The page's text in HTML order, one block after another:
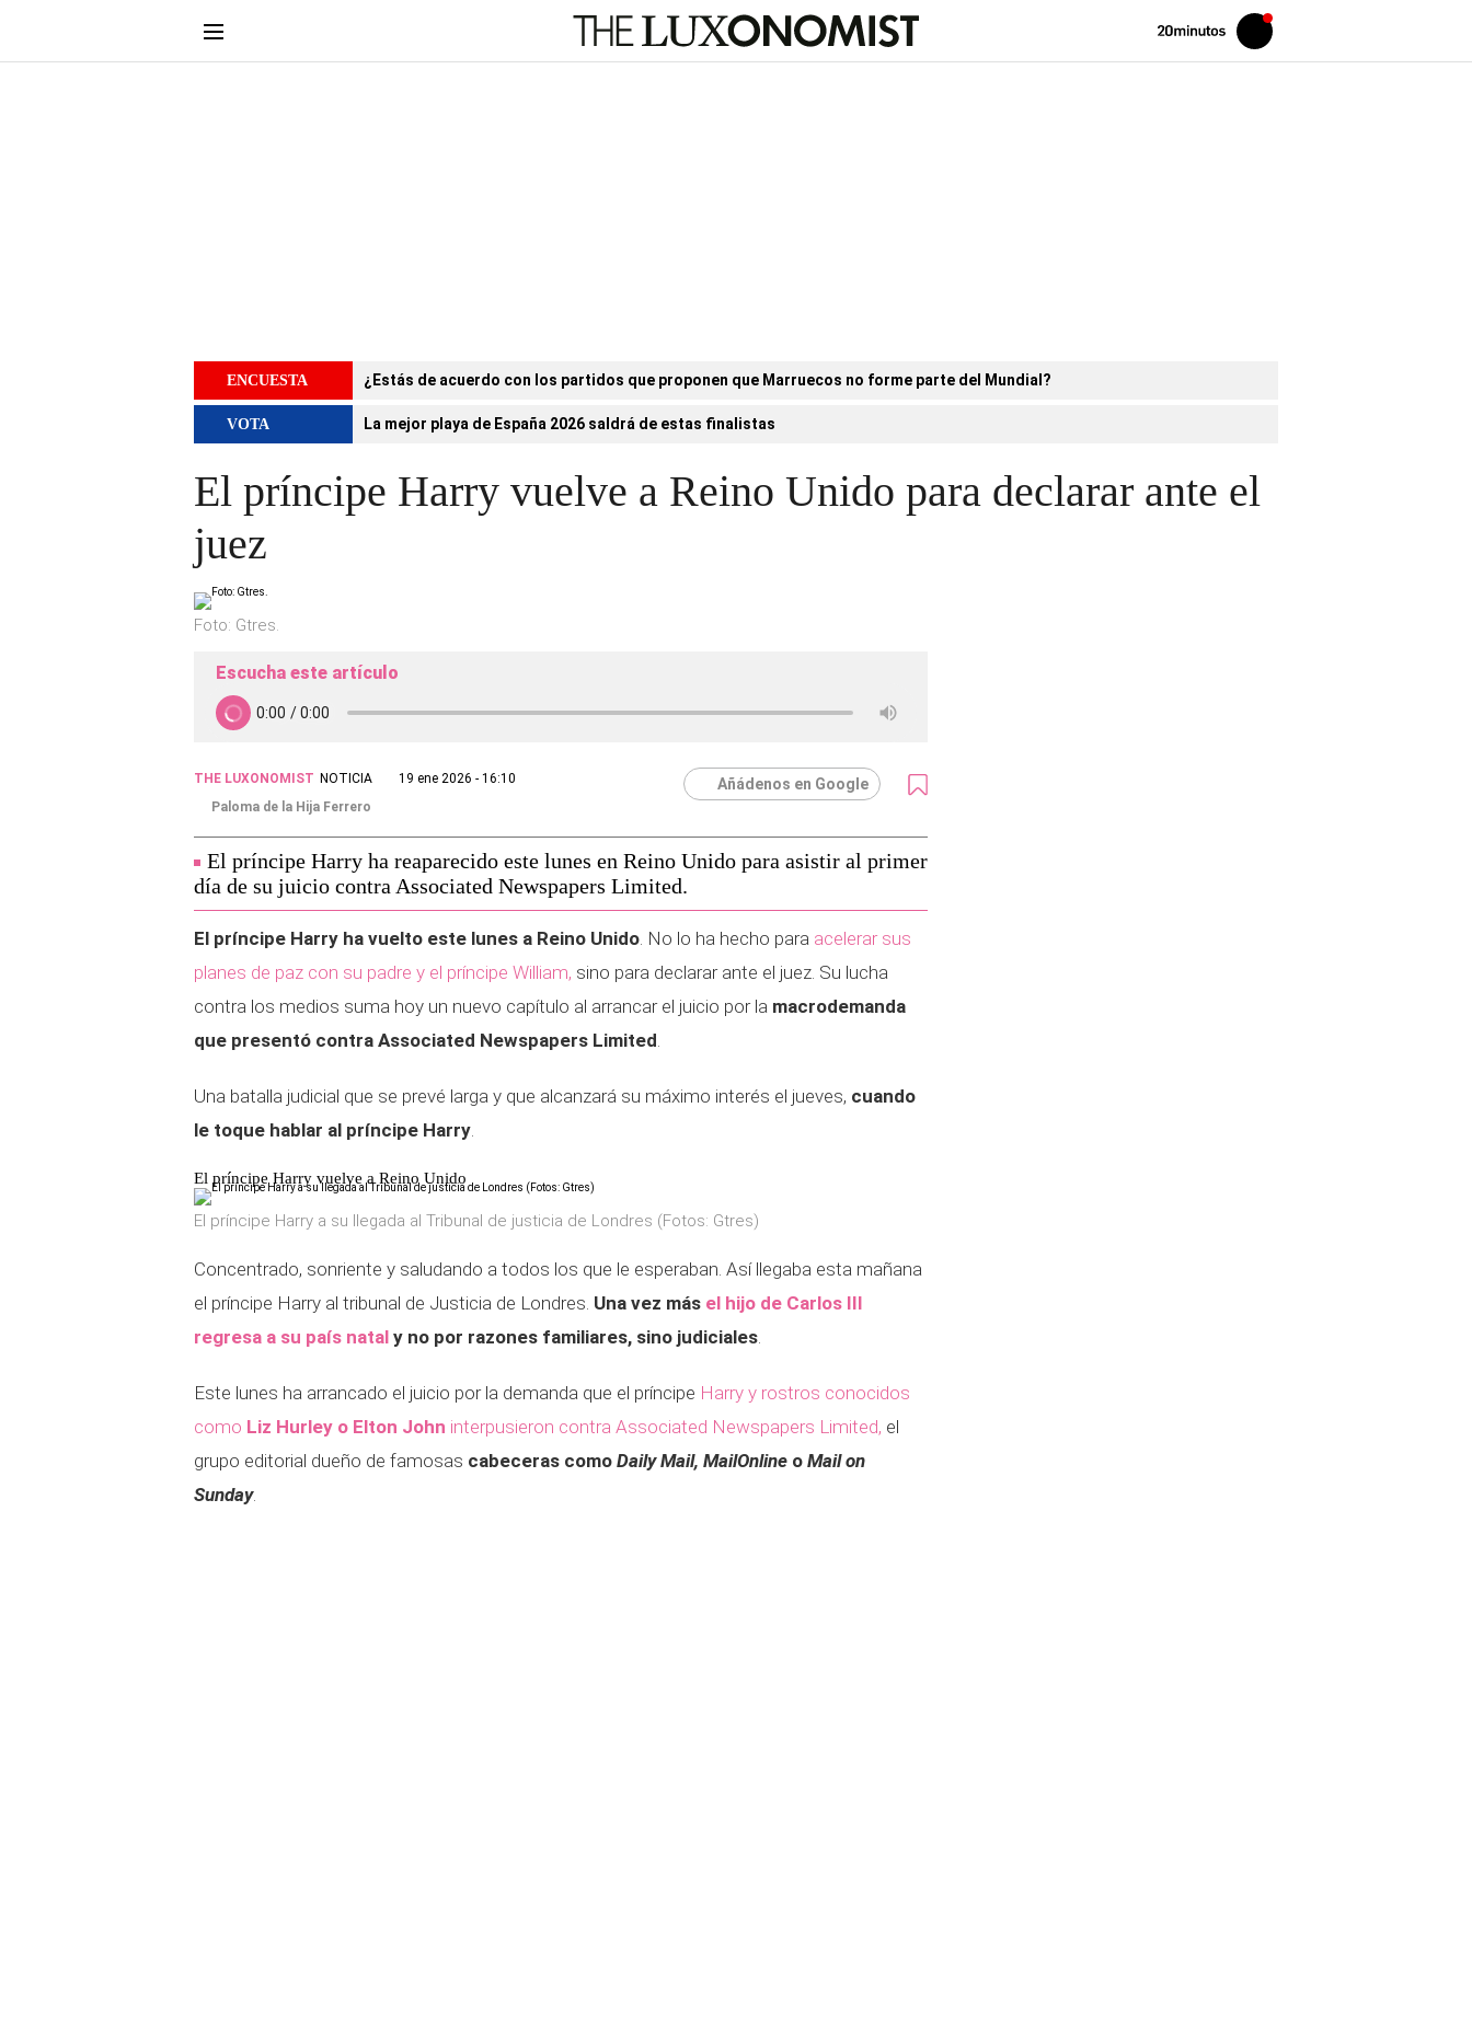
Volver
Iniciar
sesión
ENCUESTA ¿Estás de acuerdo con los partidos que proponen que Marruecos no forme parte del Mundial?
VOTA La mejor playa de España 2026 saldrá de estas finalistas
El príncipe Harry vuelve a Reino Unido para declarar ante el
juez
Foto: Gtres.
Escucha este artículo
THE LUXONOMIST NOTICIA
19 ene 2026 - 16:10
Paloma de la Hija Ferrero
Añádenos en Google
El príncipe Harry ha reaparecido este lunes en Reino Unido para asistir al primer
día de su juicio contra Associated Newspapers Limited.
El príncipe Harry ha vuelto este lunes a Reino Unido. No lo ha hecho para acelerar sus
planes de paz con su padre y el príncipe William, sino para declarar ante el juez. Su lucha
contra los medios suma hoy un nuevo capítulo al arrancar el juicio por la macrodemanda
que presentó contra Associated Newspapers Limited.
Una batalla judicial que se prevé larga y que alcanzará su máximo interés el jueves, cuando
le toque hablar al príncipe Harry.
El príncipe Harry vuelve a Reino Unido
El príncipe Harry a su llegada al Tribunal de justicia de Londres (Fotos: Gtres)
Concentrado, sonriente y saludando a todos los que le esperaban. Así llegaba esta mañana
el príncipe Harry al tribunal de Justicia de Londres. Una vez más el hijo de Carlos III
regresa a su país natal y no por razones familiares, sino judiciales.
Este lunes ha arrancado el juicio por la demanda que el príncipe Harry y rostros conocidos
como Liz Hurley o Elton John interpusieron contra Associated Newspapers Limited, el
grupo editorial dueño de famosas cabeceras como Daily Mail, MailOnline o Mail on
Sunday.